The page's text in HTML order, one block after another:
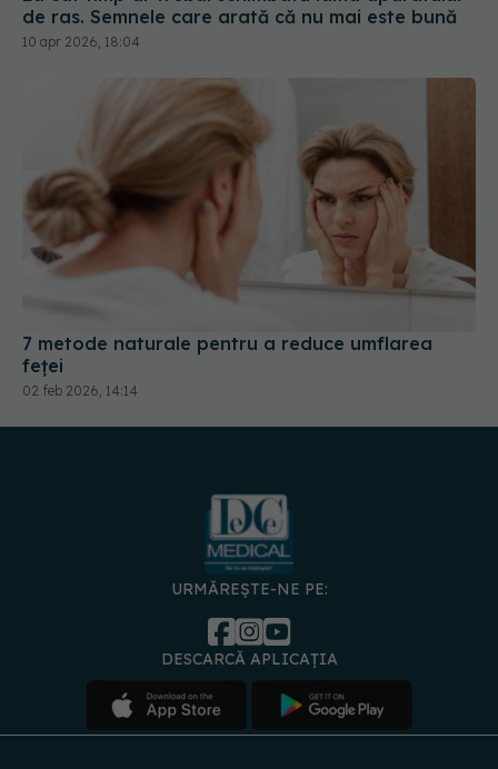
7 metode naturale pentru a reduce umflarea
feței
URMĂREȘTE-NE PE:
DESCARCĂ APLICAȚIA
Politica de
confidențialitate
Cookies
Gestionați
preferințele